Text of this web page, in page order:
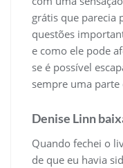
grátis que parecia
questões
e como ele pode
se é possível
sempre uma parte
Denise Linn
Quando fechei o
de que eu havia